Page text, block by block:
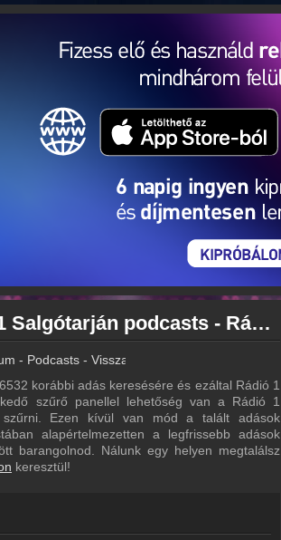
Rádió 1 Salgótarján archívum - Rádió 1 Salgótarján podcasts - Rádió 1 Salgótarján visszahallgatás
- Podcasts - Visszahallgatás
korábbi adás keresésére és ezáltal Rádió 1
szűrő panellel lehetőség van a Rádió 1
szűrni. Ezen kívül van mód a talált adások
alapértelmezetten a legfrissebb adások
barangolnod. Nálunk egy helyen megtalálsz
keresztül!